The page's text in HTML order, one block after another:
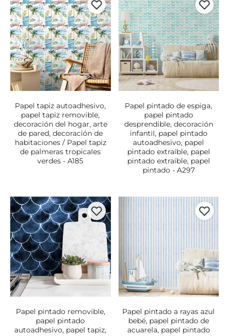
Papel tapiz autoadhesivo,
papel tapiz removible,
decoración del hogar, arte
de pared, decoración de
habitaciones / Papel tapiz
de palmeras tropicales
verdes - A185
Papel pintado de espiga,
papel pintado
desprendible, decoración
infantil, papel pintado
autoadhesivo, papel
pintado extraíble, papel
pintado extraíble, papel
pintado - A297
Papel pintado removible,
papel pintado
autoadhesivo, papel tapiz,
Papel pintado a rayas azul
bebé, papel pintado de
acuarela, papel pintado